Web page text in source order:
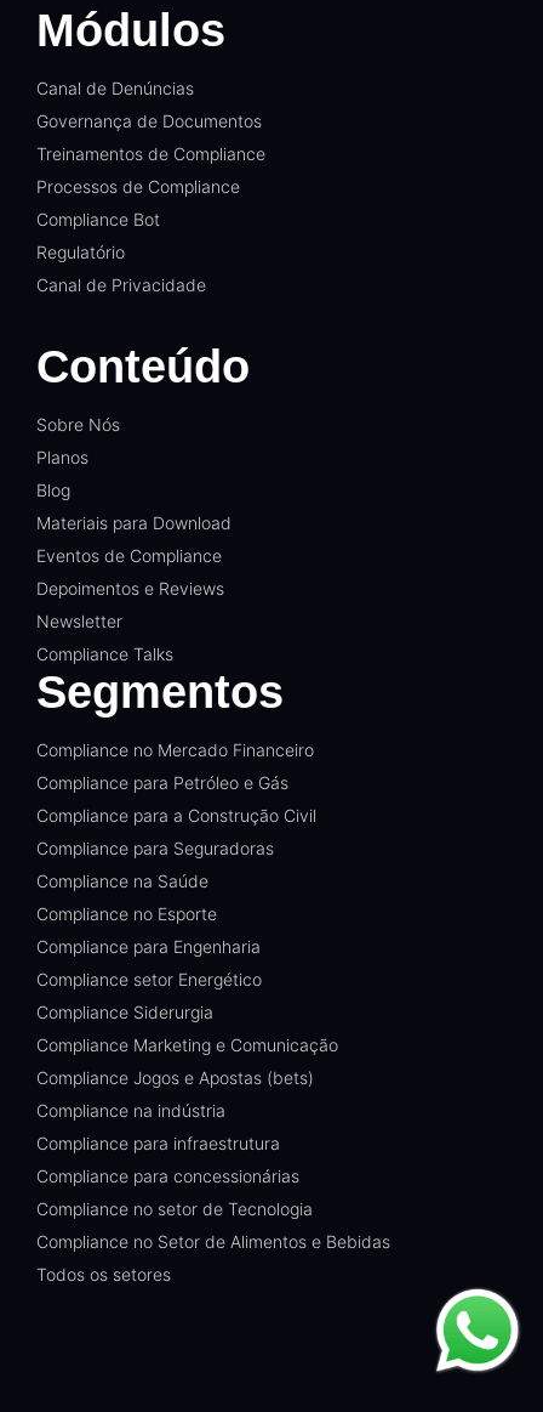
Módulos
Canal de Denúncias
Governança de Documentos
Treinamentos de Compliance
Processos de Compliance
Compliance Bot
Regulatório
Canal de Privacidade
Conteúdo
Sobre Nós
Planos
Blog
Materiais para Download
Eventos de Compliance
Depoimentos e Reviews
Newsletter
Compliance Talks
Segmentos
Compliance no Mercado Financeiro
Compliance para Petróleo e Gás
Compliance para a Construção Civil
Compliance para Seguradoras
Compliance na Saúde
Compliance no Esporte
Compliance para Engenharia
Compliance setor Energético
Compliance Siderurgia
Compliance Marketing e Comunicação
Compliance Jogos e Apostas (bets)
Compliance na indústria
Compliance para infraestrutura
Compliance para concessionárias
Compliance no setor de Tecnologia
Compliance no Setor de Alimentos e Bebidas
Todos os setores